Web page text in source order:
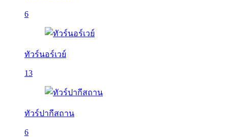
6
ทัวร์นอร์เวย์
13
ทัวร์ปากีสถาน
6